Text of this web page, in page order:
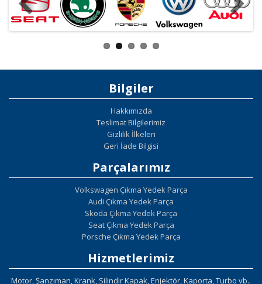
Bilgiler
Hakkımızda
Teslimat Bilgilerimiz
Gizlilik İlkeleri
Geri İade Bilgisi
Parçalarımız
Volkswagen Çıkma Yedek Parça
Audi Çıkma Yedek Parça
Skoda Çıkma Yedek Parça
Seat Çıkma Yedek Parça
Porsche Çıkma Yedek Parça
Hizmetlerimiz
Motor, Şanzıman, Krank, Silindir Kapak, Enjektör, Kaporta, Turbo vb..